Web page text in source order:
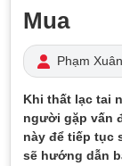
Mua
Phạm
Khi thất lạc tai
người gặp vấn
này để tiếp tục
sẽ hướng dẫn